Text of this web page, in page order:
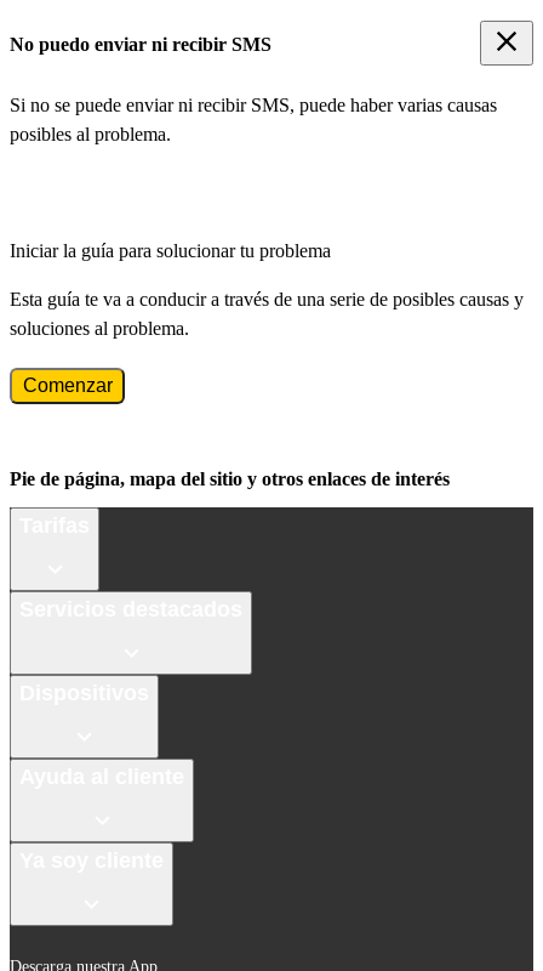
No puedo enviar ni recibir SMS
Si no se puede enviar ni recibir SMS, puede haber varias causas
posibles al problema.
Iniciar la guía para solucionar tu problema
Esta guía te va a conducir a través de una serie de posibles causas y
soluciones al problema.
Comenzar
Pie de página, mapa del sitio y otros enlaces de interés
Descarga nuestra App